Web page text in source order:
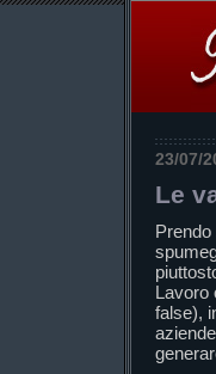
23/07/
Le
Lavoro
false),